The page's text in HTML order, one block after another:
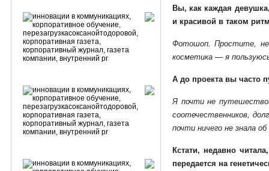
Вы, как каждая
и красивой в таком
Фотошоп. Простите, не
косметика — я
А до проекта вы часто
Я почти не
соотечественников,
почти ничего не знала
Кстати, недавно
передается на